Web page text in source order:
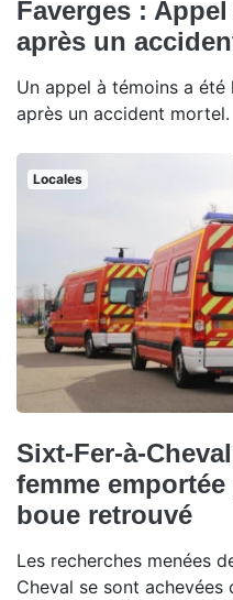
Faverges :
après un
Un appel à témoins a été
après un accident mortel.
Locales
Sixt-Fer-à-
femme
boue retrouvé
Les recherches menées
Cheval se sont achevées